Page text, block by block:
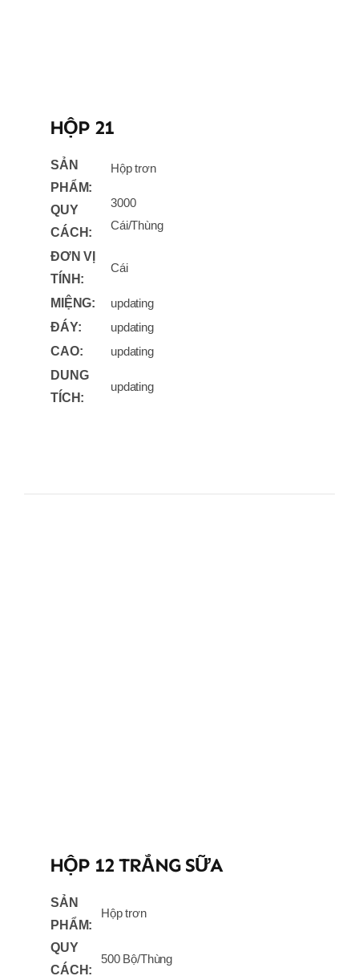
HỘP 21
SẢN
PHẨM:
QUY
CÁCH:
Hộp trơn
3000
Cái/Thùng
ĐƠN VỊ
TÍNH:
Cái
MIỆNG:
updating
ĐÁY:
updating
CAO:
updating
DUNG
TÍCH:
updating
HỘP 12 TRẮNG SỮA
SẢN
PHẨM:
QUY
CÁCH:
Hộp trơn
500 Bộ/Thùng